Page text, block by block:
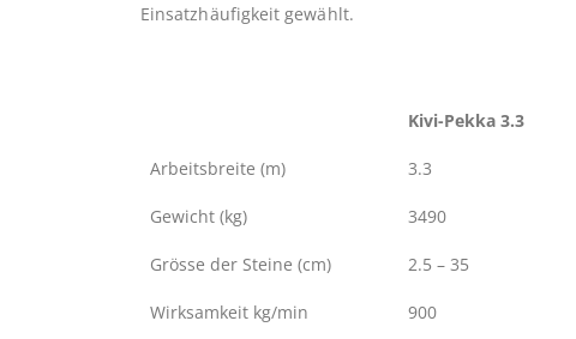
Einsatzhäufigkeit gewählt.
Kivi-Pekka 3.3
Arbeitsbreite (m) 3.3
Gewicht (kg) 3490
Grösse der Steine (cm) 2.5 – 35
Wirksamkeit kg/min 900